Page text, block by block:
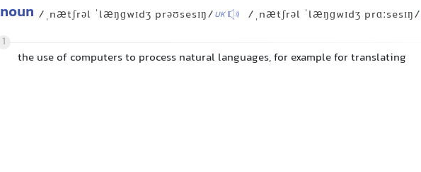
noun /ˌnætʃrəl ˈlæŋɡwɪdʒ prəʊsesɪŋ/UK /ˌnætʃrəl ˈlæŋɡwɪdʒ prɑːsesɪŋ/
1
the use of computers to process natural languages, for example for translating